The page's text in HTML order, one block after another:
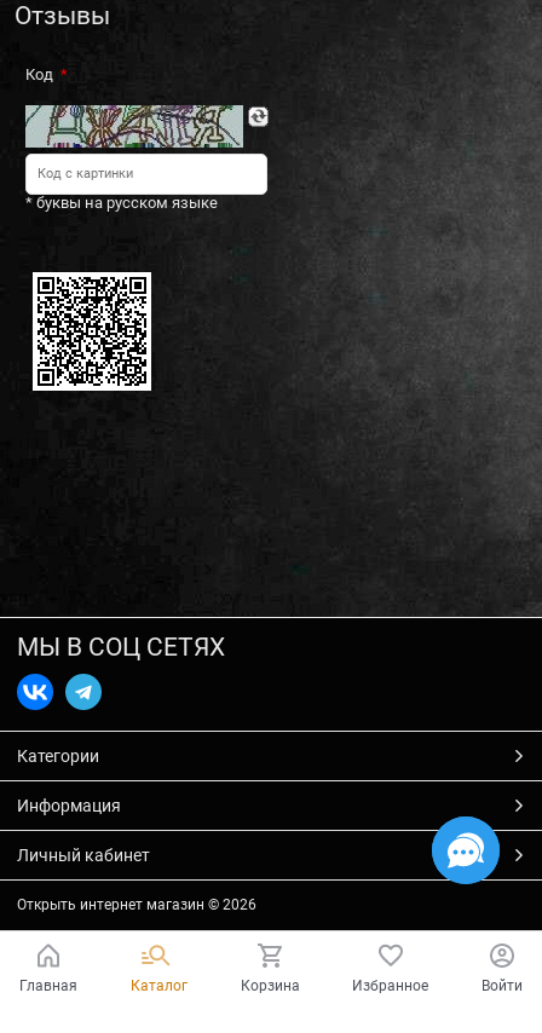
Отзывы
Код
* буквы на русском языке
МЫ В СОЦ СЕТЯХ
Категории
Информация
Личный кабинет
Открыть интернет магазин © 2026
Главная Каталог Корзина Избранное Войти